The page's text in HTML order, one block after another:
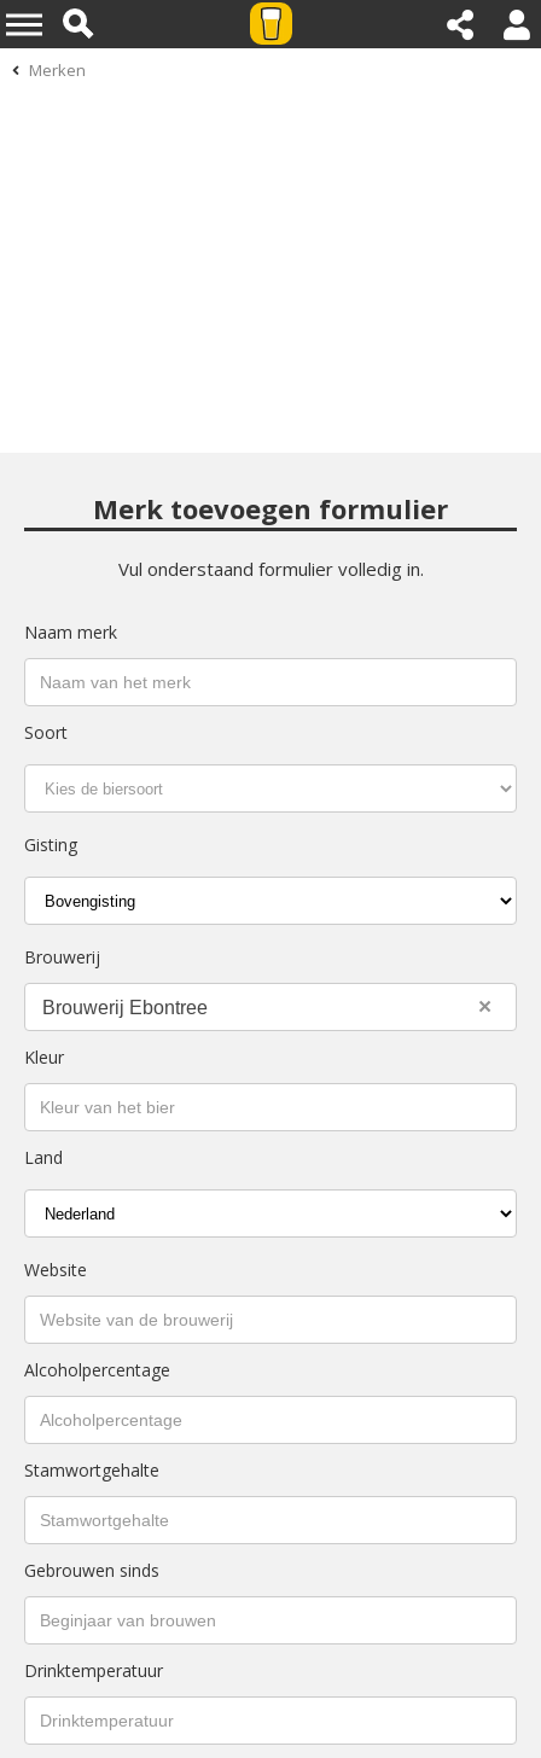
Merken
Merk toevoegen formulier
Vul onderstaand formulier volledig in.
Naam merk
Soort
Gisting
Brouwerij
×
Brouwerij Ebontree
Kleur
Land
Website
Alcoholpercentage
Stamwortgehalte
Gebrouwen sinds
Drinktemperatuur